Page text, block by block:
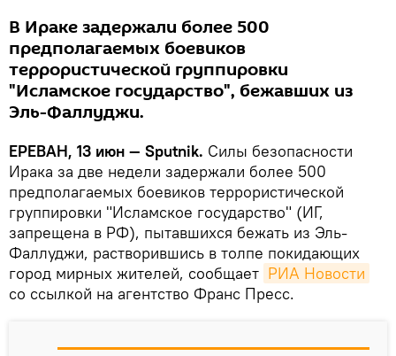
В Ираке задержали более 500
предполагаемых боевиков
террористической группировки
"Исламское государство", бежавших из
Эль-Фаллуджи.
ЕРЕВАН, 13 июн — Sputnik. Силы безопасности
Ирака за две недели задержали более 500
предполагаемых боевиков террористической
группировки "Исламское государство" (ИГ,
запрещена в РФ), пытавшихся бежать из Эль-
Фаллуджи, растворившись в толпе покидающих
город мирных жителей, сообщает РИА Новости
со ссылкой на агентство Франс Пресс.